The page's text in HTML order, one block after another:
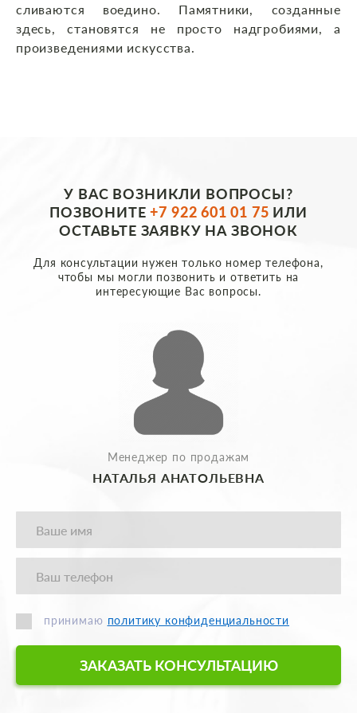
сливаются воедино. Памятники, созданные
здесь, становятся не просто надгробиями, а
произведениями искусства.
У ВАС ВОЗНИКЛИ ВОПРОСЫ?
ПОЗВОНИТЕ+7 922 601 01 75 ИЛИ
ОСТАВЬТЕ ЗАЯВКУ НА ЗВОНОК
Для консультации нужен только номер телефона,
чтобы мы могли позвонить и ответить на
интересующие Вас вопросы.
Менеджер по продажам
НАТАЛЬЯ АНАТОЛЬЕВНА
принимаю политику конфиденциальности
ЗАКАЗАТЬ КОНСУЛЬТАЦИЮ